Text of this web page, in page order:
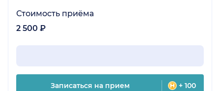
Стоимость приёма
2 500 ₽
Записаться на прием + 100